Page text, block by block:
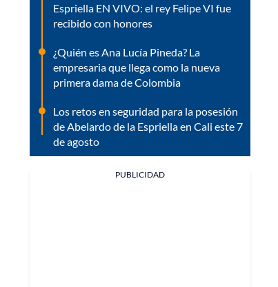
Espriella EN VIVO: el rey Felipe VI fue
recibido con honores
¿Quién es Ana Lucía Pineda? La
empresaria que llega como la nueva
primera dama de Colombia
Los retos en seguridad para la posesión
de Abelardo de la Espriella en Cali este 7
de agosto
PUBLICIDAD